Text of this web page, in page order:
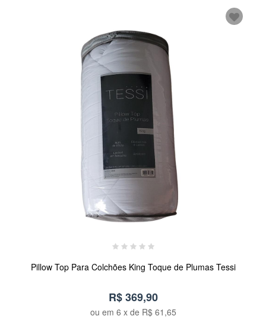
Pillow Top Para Colchões King Toque de Plumas Tessi
R$ 369,90
ou em 6 x de R$ 61,65